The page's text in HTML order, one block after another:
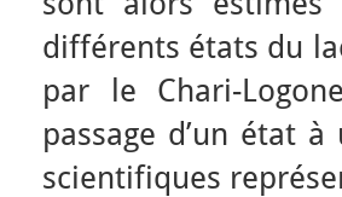
différents états du
par le Chari-
passage d’un état
scientifiques